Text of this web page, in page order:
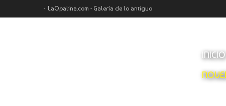
LaOpalina.com - Galería de lo antiguo
INICIO